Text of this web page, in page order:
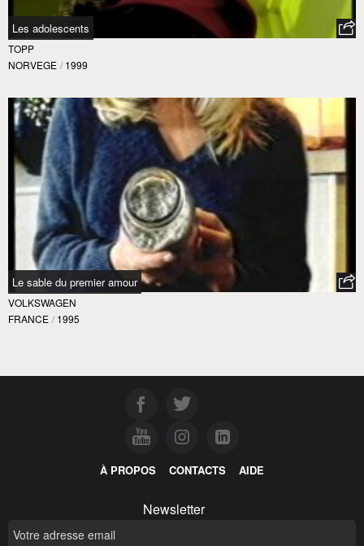
Les adolescents
TOPP
NORVEGE / 1999
Le sable du premier amour
VOLKSWAGEN
FRANCE / 1995
À PROPOS CONTACTS AIDE
Newsletter